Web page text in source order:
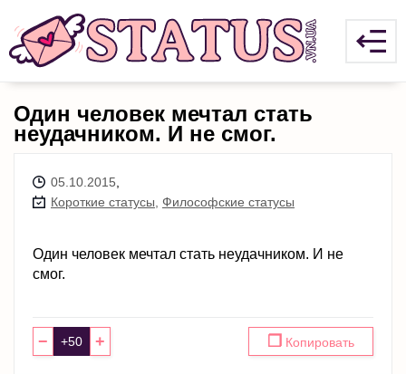
Один человек мечтал стать
неудачником. И не смог.
05.10.2015
Короткие статусы Философские статусы
Один человек мечтал стать неудачником. И не
смог.
− + ❐ Копировать